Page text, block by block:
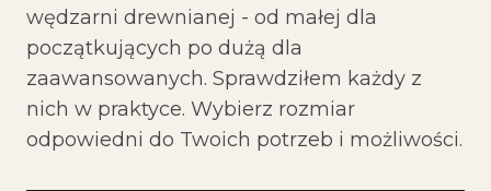
wędzarni drewnianej - od małej dla
początkujących po dużą dla
zaawansowanych. Sprawdziłem każdy z
nich w praktyce. Wybierz rozmiar
odpowiedni do Twoich potrzeb i możliwości.